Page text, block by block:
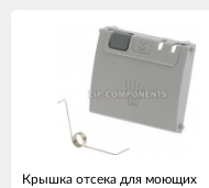
Крышка отсека для моющих